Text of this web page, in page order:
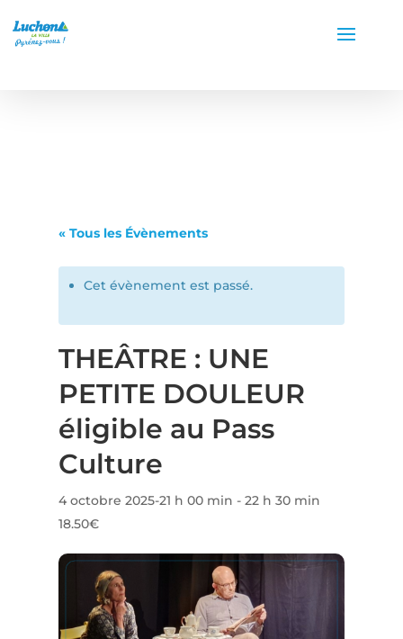
« Tous les Évènements
Cet évènement est passé.
THEÂTRE : UNE
PETITE DOULEUR
éligible au Pass
Culture
4 octobre 2025-21 h 00 min - 22 h 30 min
18.50€